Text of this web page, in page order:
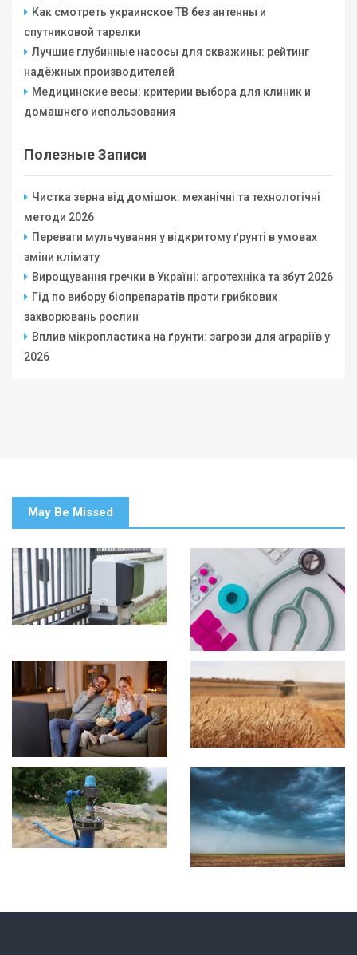
Как смотреть украинское ТВ без антенны и
спутниковой тарелки
Лучшие глубинные насосы для скважины: рейтинг
надёжных производителей
Медицинские весы: критерии выбора для клиник и
домашнего использования
Полезные Записи
Чистка зерна від домішок: механічні та технологічні
методи 2026
Переваги мульчування у відкритому ґрунті в умовах
зміни клімату
Вирощування гречки в Україні: агротехніка та збут 2026
Гід по вибору біопрепаратів проти грибкових
захворювань рослин
Вплив мікропластика на ґрунти: загрози для аграріїв у
2026
May Be Missed